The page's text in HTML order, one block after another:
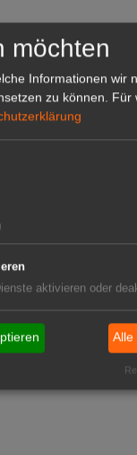
möchten
Informationen wir
zu können. Für
aktivieren oder
Alle